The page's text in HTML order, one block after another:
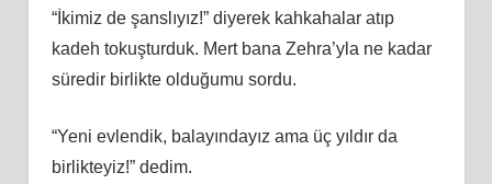
“İkimiz de şanslıyız!” diyerek kahkahalar atıp
kadeh tokuşturduk. Mert bana Zehra’yla ne kadar
süredir birlikte olduğumu sordu.
“Yeni evlendik, balayındayız ama üç yıldır da
birlikteyiz!” dedim.